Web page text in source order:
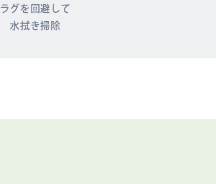
ラグを回避して
水拭き掃除